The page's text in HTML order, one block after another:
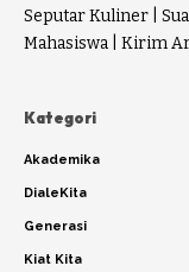
Seputar Kuliner
Mahasiswa
Kirim
Kategori
Akademika
DialeKita
Generasi
Kiat Kita